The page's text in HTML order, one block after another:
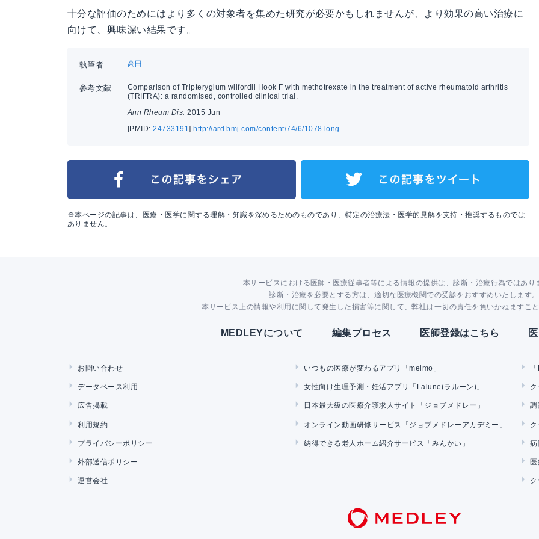
十分な評価のためにはより多くの対象者を集めた研究が必要かもしれませんが、より効果の高い治療に
向けて、興味深い結果です。
執筆者 高田
参考文献
Comparison of Tripterygium wilfordii Hook F with methotrexate in the treatment of active rheumatoid arthritis
(TRIFRA): a randomised, controlled clinical trial.
Ann Rheum Dis.2015 Jun
[PMID:24733191] http://ard.bmj.com/content/74/6/1078.long
※本ページの記事は、医療・医学に関する理解・知識を深めるためのものであり、特定の治療法・医学的見解を支持・推奨するものでは
ありません。
本サービスにおける医師・医療従事者等による情報の提供は、診断・治療行為ではあり
診断・治療を必要とする方は、適切な医療機関での受診をおすすめいたします。
本サービス上の情報や利用に関して発生した損害等に関して、弊社は一切の責任を負いかねますこと
MEDLEYについて 編集プロセス 医師登録はこちら
お問い合わせ
データベース利用
広告掲載
利用規約
プライバシーポリシー
外部送信ポリシー
運営会社
いつもの医療が変わるアプリ「melmo」
女性向け生理予測・妊活アプリ「Lalune(ラルーン)」
日本最大級の医療介護求人サイト「ジョブメドレー」
オンライン動画研修サービス「ジョブメドレーアカデミー」
納得できる老人ホーム紹介サービス「みんかい」
調
病
医